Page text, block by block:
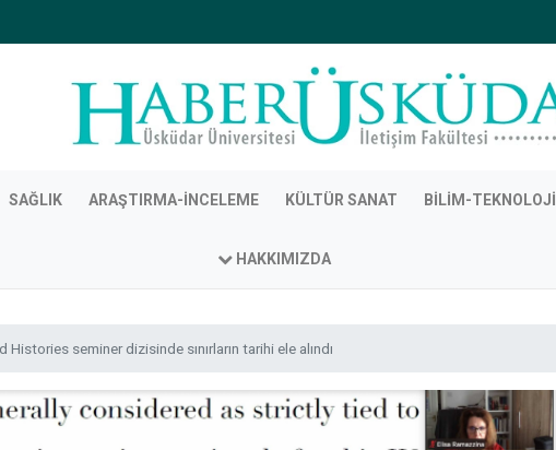
SAĞLIK ARAŞTIRMA-İNCELEME KÜLTÜR SANAT BILIM-TEKNOLOJI
HAKKIMIZDA
Histories seminer dizisinde sınırların tarihi ele alındı